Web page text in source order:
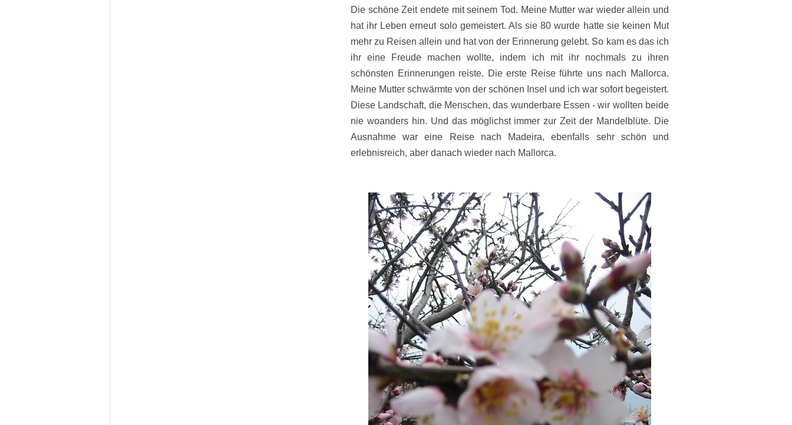
Die schöne Zeit endete mit seinem Tod. Meine Mutter war wieder allein und
hat ihr Leben erneut solo gemeistert. Als sie 80 wurde hatte sie keinen Mut
mehr zu Reisen allein und hat von der Erinnerung gelebt. So kam es das ich
ihr eine Freude machen wollte, indem ich mit ihr nochmals zu ihren
schönsten Erinnerungen reiste. Die erste Reise führte uns nach Mallorca.
Meine Mutter schwärmte von der schönen Insel und ich war sofort begeistert.
Diese Landschaft, die Menschen, das wunderbare Essen - wir wollten beide
nie woanders hin. Und das möglichst immer zur Zeit der Mandelblüte. Die
Ausnahme war eine Reise nach Madeira, ebenfalls sehr schön und
erlebnisreich, aber danach wieder nach Mallorca.